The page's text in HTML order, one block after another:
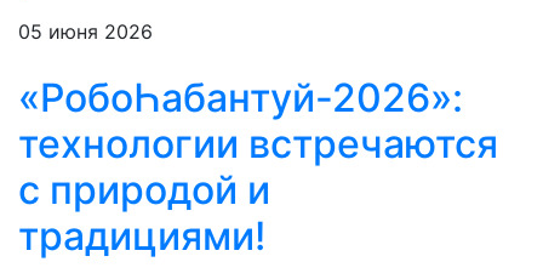
05 июня 2026
«РобоҺабантуй-2026»:
технологии встречаются
с природой и
традициями!